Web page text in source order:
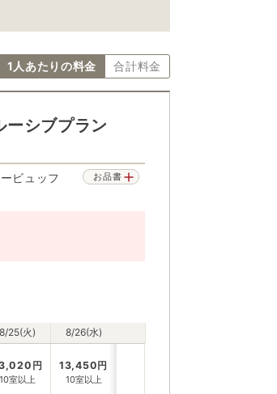
1人あたりの料金 合計料金
ーシブプラン
ビュッフ
お品書
8/25(火) 8/26(水)
円
10室以上
13,450円
10室以上